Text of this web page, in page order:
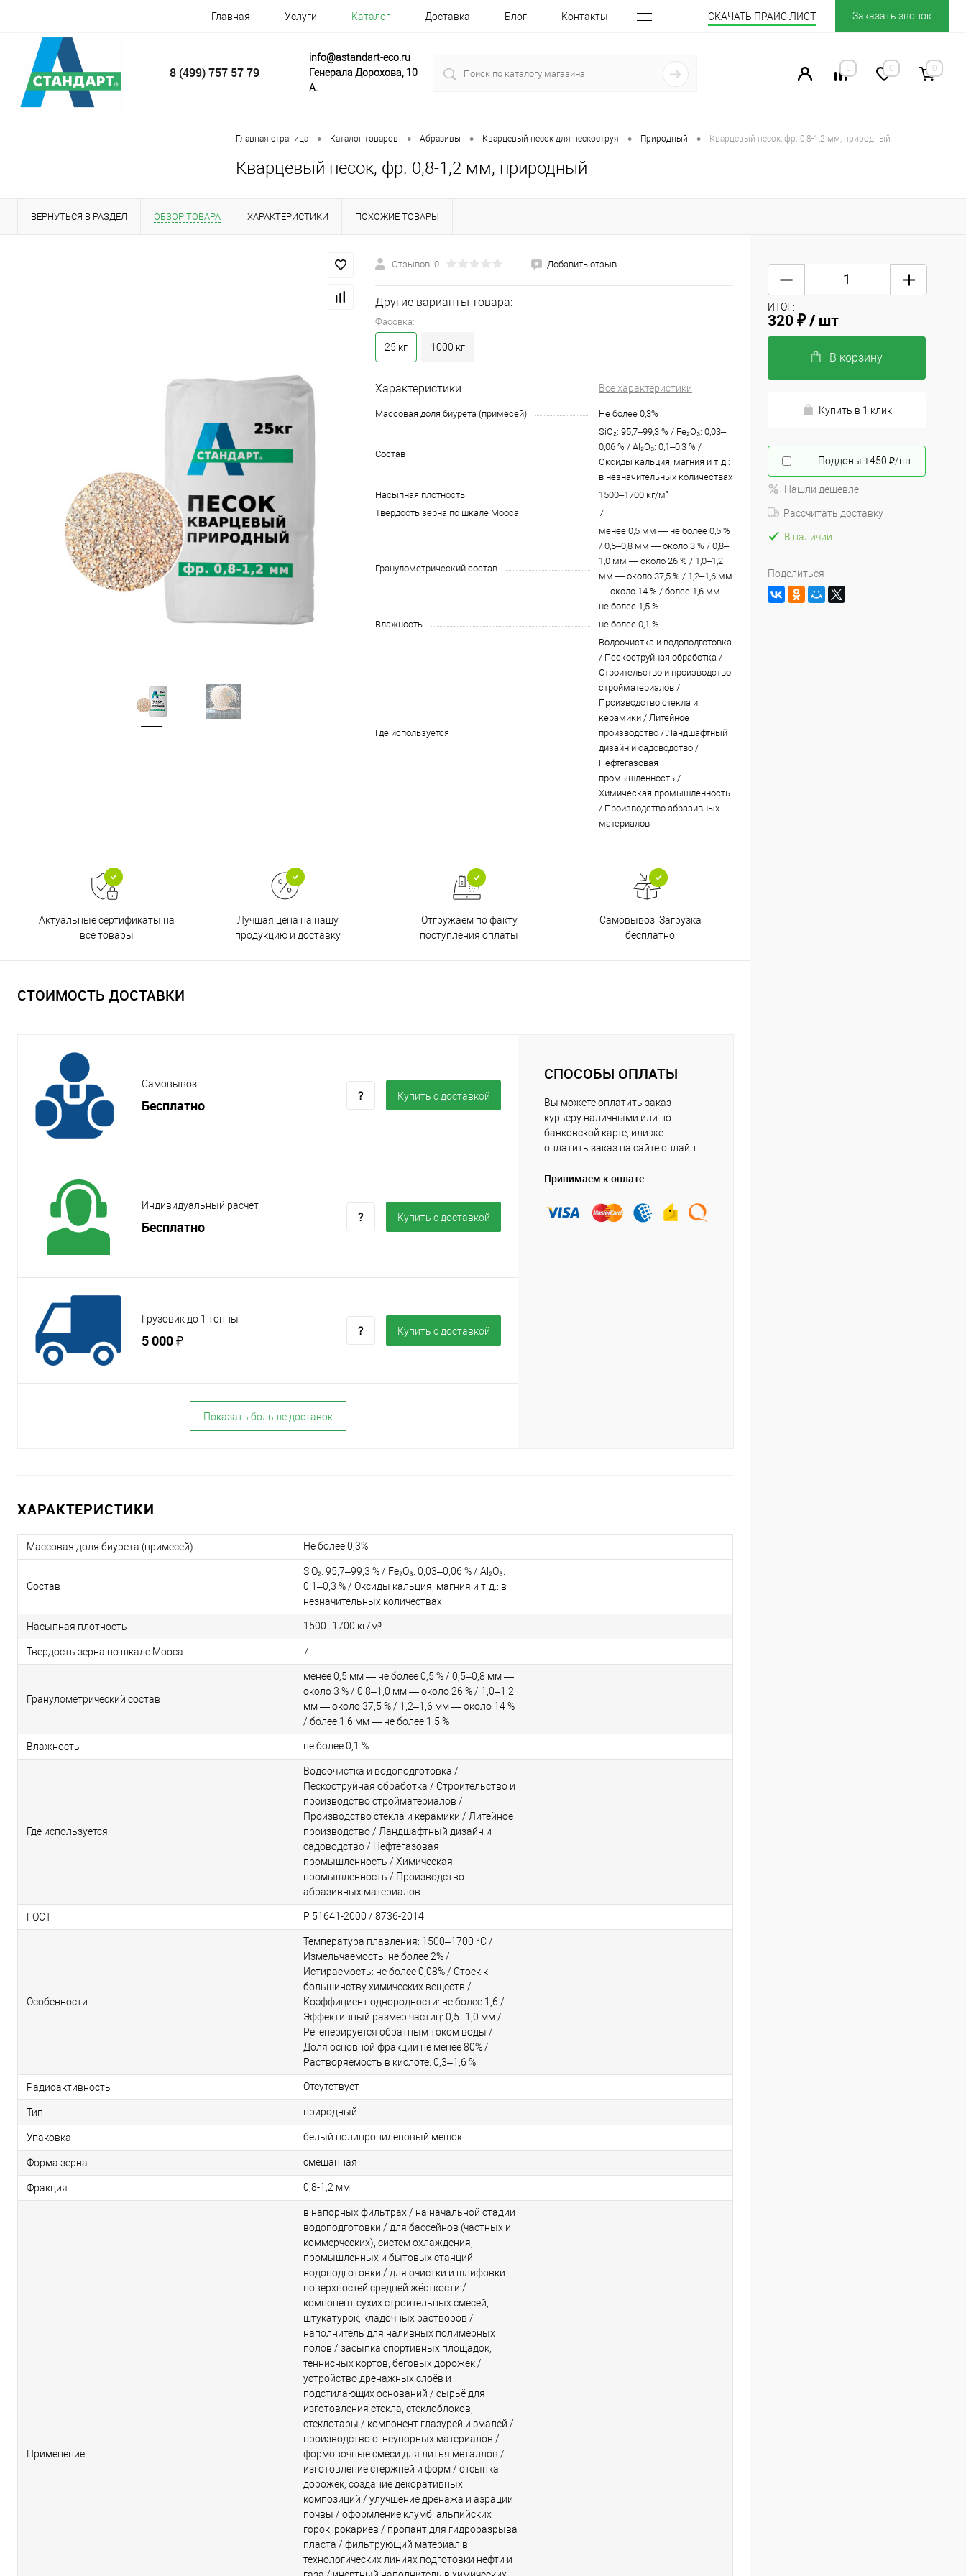
Главная Услуги Каталог Доставка Блог Контакты СКАЧАТЬ ПРАЙС ЛИСТ Заказать звонок
8 (499) 757 57 79
info@astandart-eco.ru
Генерала Дорохова, 10
А.
0 0 0
Главная страница • Каталог товаров • Абразивы • Кварцевый песок для пескоструя • Природный • Кварцевый песок, фр. 0,8-1,2 мм, природный
Кварцевый песок, фр. 0,8-1,2 мм, природный
ВЕРНУТЬСЯ В РАЗДЕЛ ОБЗОР ТОВАРА ХАРАКТЕРИСТИКИ ПОХОЖИЕ ТОВАРЫ
Отзывов: 0 Добавить отзыв
Другие варианты товара:
Фасовка:
25 кг 1000 кг
Характеристики: Все характеристики
Массовая доля биурета (примесей) Не более 0,3%
Состав
SiO₂: 95,7–99,3 % / Fe₂O₃: 0,03–
0,06 % / Al₂O₃: 0,1–0,3 % /
Оксиды кальция, магния и т. д.:
в незначительных количествах
Насыпная плотность
1500–1700 кг/м³
Твердость зерна по шкале Мооса
7
Гранулометрический состав
менее 0,5 мм — не более 0,5 %
/ 0,5–0,8 мм — около 3 % / 0,8–
1,0 мм — около 26 % / 1,0–1,2
мм — около 37,5 % / 1,2–1,6 мм
— около 14 % / более 1,6 мм —
не более 1,5 %
Влажность
не более 0,1 %
Где используется
Водоочистка и водоподготовка
/ Пескоструйная обработка /
Строительство и производство
стройматериалов /
Производство стекла и
керамики / Литейное
производство / Ландшафтный
дизайн и садоводство /
Нефтегазовая
промышленность /
Химическая промышленность
/ Производство абразивных
материалов
Актуальные сертификаты на
все товары
Лучшая цена на нашу
продукцию и доставку
Отгружаем по факту
поступления оплаты
Самовывоз. Загрузка
бесплатно
СТОИМОСТЬ ДОСТАВКИ
Самовывоз
Бесплатно
Купить c доставкой
Индивидуальный расчет
Бесплатно
Купить c доставкой
Грузовик до 1 тонны
5 000 ₽
Купить c доставкой
Показать больше доставок
СПОСОБЫ ОПЛАТЫ
Вы можете оплатить заказ
курьеру наличными или по
банковской карте, или же
оплатить заказ на сайте онлайн.
Принимаем к оплате
ХАРАКТЕРИСТИКИ
Массовая доля биурета (примесей) Не более 0,3%
Состав
SiO₂: 95,7–99,3 % / Fe₂O₃: 0,03–0,06 % / Al₂O₃:
0,1–0,3 % / Оксиды кальция, магния и т. д.: в
незначительных количествах
Насыпная плотность 1500–1700 кг/м³
Твердость зерна по шкале Мооса 7
Гранулометрический состав
менее 0,5 мм — не более 0,5 % / 0,5–0,8 мм —
около 3 % / 0,8–1,0 мм — около 26 % / 1,0–1,2
мм — около 37,5 % / 1,2–1,6 мм — около 14 %
/ более 1,6 мм — не более 1,5 %
Влажность не более 0,1 %
Где используется
Водоочистка и водоподготовка /
Пескоструйная обработка / Строительство и
производство стройматериалов /
Производство стекла и керамики / Литейное
производство / Ландшафтный дизайн и
садоводство / Нефтегазовая
промышленность / Химическая
промышленность / Производство
абразивных материалов
ГОСТ Р 51641-2000 / 8736-2014
Особенности
Температура плавления: 1500–1700 °C /
Измельчаемость: не более 2% /
Истираемость: не более 0,08% / Стоек к
большинству химических веществ /
Коэффициент однородности: не более 1,6 /
Эффективный размер частиц: 0,5–1,0 мм /
Регенерируется обратным током воды /
Доля основной фракции не менее 80% /
Растворяемость в кислоте: 0,3–1,6 %
Радиоактивность Отсутствует
Тип природный
Упаковка белый полипропиленовый мешок
Форма зерна смешанная
Фракция 0,8-1,2 мм
Применение
в напорных фильтрах / на начальной стадии
водоподготовки / для бассейнов (частных и
коммерческих), систем охлаждения,
промышленных и бытовых станций
водоподготовки / для очистки и шлифовки
поверхностей средней жёсткости /
компонент сухих строительных смесей,
штукатурок, кладочных растворов /
наполнитель для наливных полимерных
полов / засыпка спортивных площадок,
теннисных кортов, беговых дорожек /
устройство дренажных слоёв и
подстилающих оснований / сырьё для
изготовления стекла, стеклоблоков,
стеклотары / компонент глазурей и эмалей /
производство огнеупорных материалов /
формовочные смеси для литья металлов /
изготовление стержней и форм / отсыпка
дорожек, создание декоративных
композиций / улучшение дренажа и аэрации
почвы / оформление клумб, альпийских
горок, рокариев / пропант для гидроразрыва
пласта / фильтрующий материал в
технологических линиях подготовки нефти и
ИТОГ:
320 ₽/ шт
В корзину
Купить в 1 клик
Поддоны +450 ₽/шт.
Нашли дешевле
Рассчитать доставку
В наличии
Поделиться